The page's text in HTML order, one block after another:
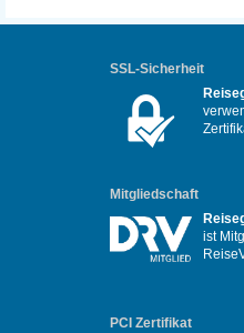
SSL-Sicherheit
Mitgliedschaft
ist
PCI Zertifikat